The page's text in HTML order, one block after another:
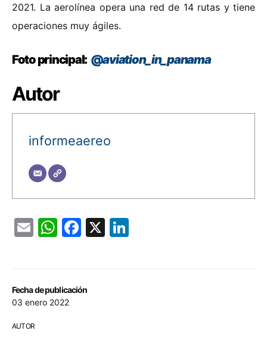
Fecha de publicación
03 enero 2022
AUTOR
2021. La aerolínea opera una red de 14 rutas y tiene
operaciones muy ágiles.
Foto principal: @aviation_in_panama
Autor
informeaereo
EmailWhatsApp
Facebook
X